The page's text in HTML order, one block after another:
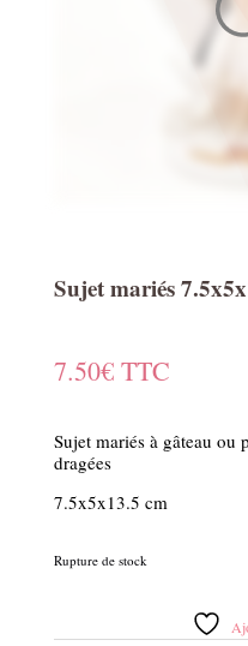
Sujet mariés
7.50€ TTC
Sujet mariés à gâteau ou
dragées
7.5x5x13.5 cm
Rupture de stock